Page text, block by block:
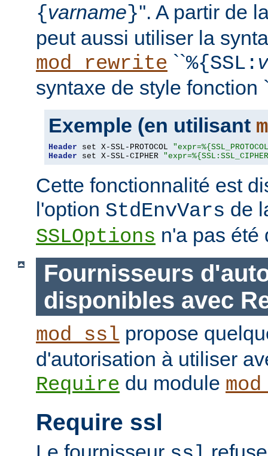
{varname}''. A partir de
peut aussi utiliser la
mod_rewrite ``%{SSL:
syntaxe de style fonction
Exemple (en utilisant
Header set X-SSL-PROTOCOL
Header set X-SSL-CIPHER
Cette fonctionnalité est
l'option StdEnvVars de
SSLOptions n'a pas été
Fournisseurs
disponibles avec
mod_ssl propose
d'autorisation à utiliser
Require du module
Require ssl